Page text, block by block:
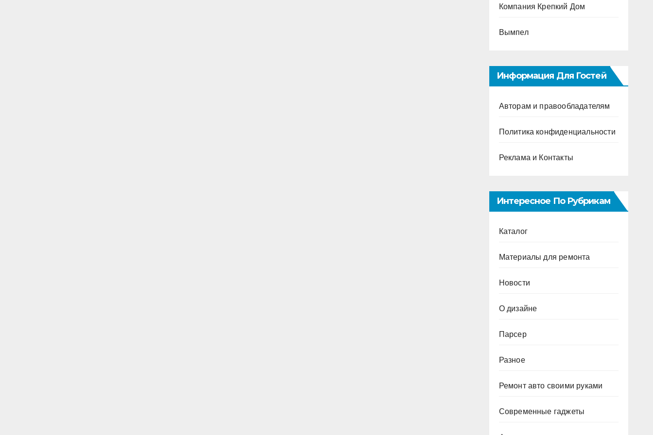
Компания Крепкий Дом
Вымпел
Информация Для Гостей
Авторам и правообладателям
Политика конфиденциальности
Реклама и Контакты
Интересное По Рубрикам
Каталог
Материалы для ремонта
Новости
О дизайне
Парсер
Разное
Ремонт авто своими руками
Современные гаджеты